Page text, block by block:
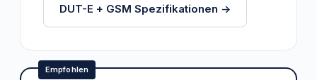
DUT-E + GSM Spezifikationen ->
Empfohlen